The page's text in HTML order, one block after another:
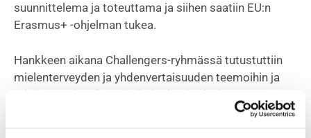
suunnittelema ja toteuttama ja siihen saatiin EU:n
Erasmus+ -ohjelman tukea.
Hankkeen aikana Challengers-ryhmässä tutustuttiin
mielenterveyden ja yhdenvertaisuuden teemoihin ja
tehtiin monipuolisesti aiheita käsitteleviä
vaikuttamisprojekteja. Hankkeessa kuultiin nuoria
teemoista ja tuotiin heidän ajatukset myös aikuisten